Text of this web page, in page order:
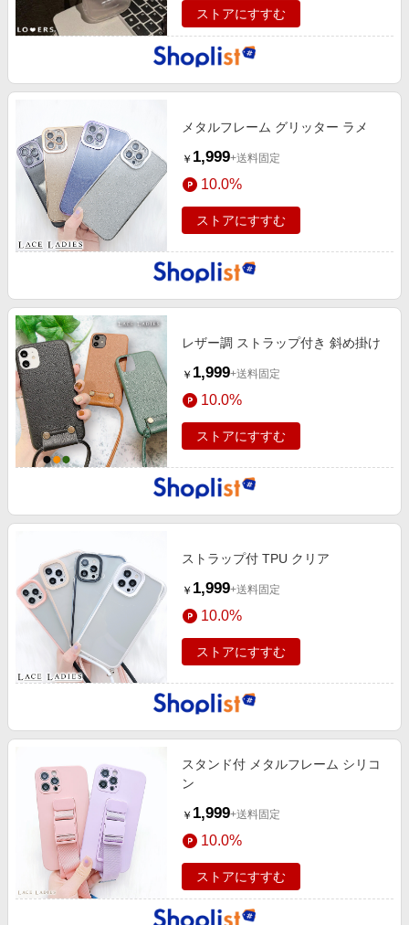
ストアにすすむ
メタルフレーム グリッター ラメ
￥ 1,999+送料固定
10.0%
ストアにすすむ
レザー調 ストラップ付き 斜め掛け
￥ 1,999+送料固定
10.0%
ストアにすすむ
ストラップ付 TPU クリア
￥ 1,999+送料固定
10.0%
ストアにすすむ
スタンド付 メタルフレーム シリコ
ン
￥ 1,999+送料固定
10.0%
ストアにすすむ